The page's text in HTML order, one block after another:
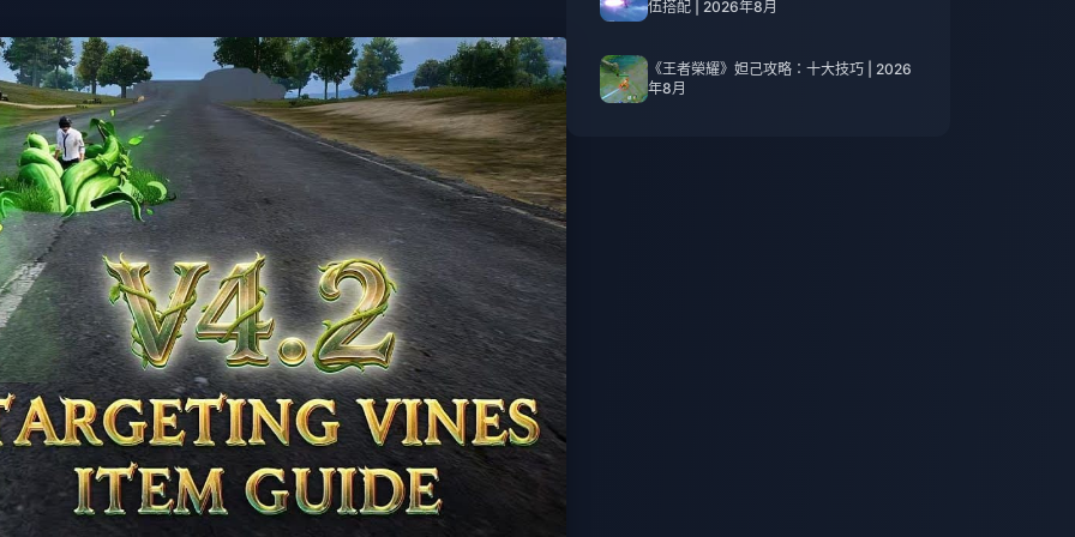
伍搭配 | 2026年8月
《王者榮耀》妲己攻略：十大技巧 | 2026
年8月